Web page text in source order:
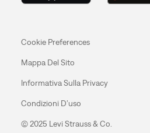
Cookie Preferences
Mappa Del Sito
Informativa Sulla Privacy
Condizioni D’uso
© 2025 Levi Strauss & Co.